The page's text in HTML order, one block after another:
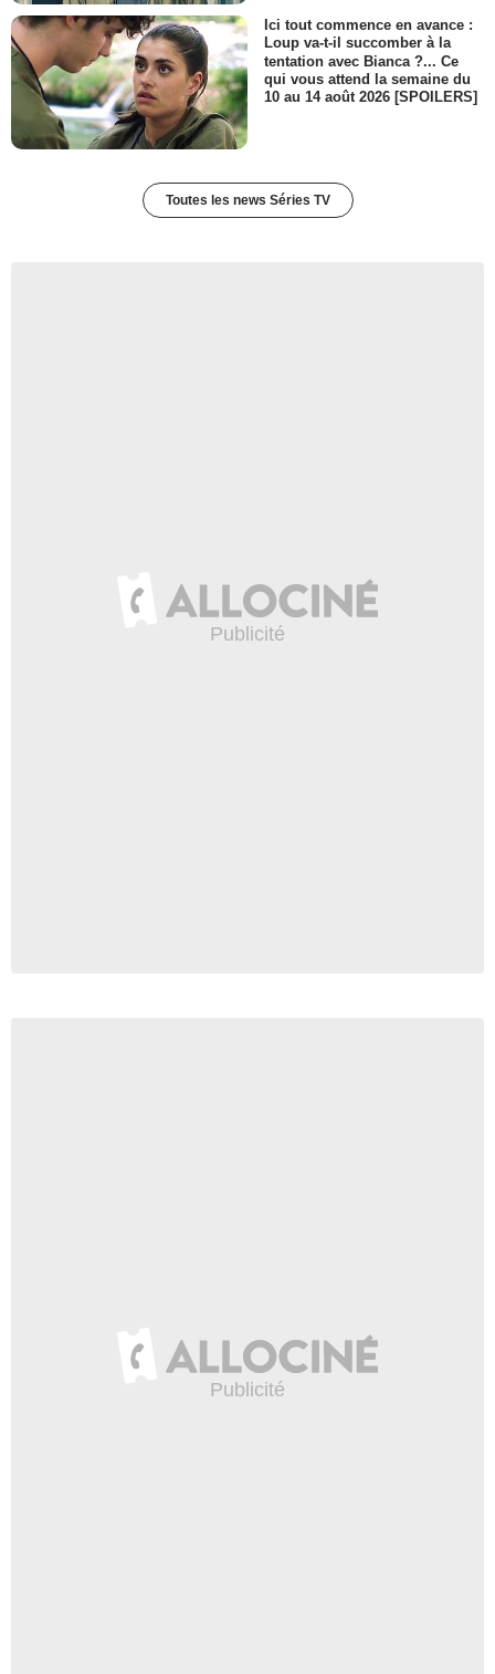
Ici tout commence en avance :
Loup va-t-il succomber à la
tentation avec Bianca ?... Ce
qui vous attend la semaine du
10 au 14 août 2026 [SPOILERS]
Toutes les news Séries TV